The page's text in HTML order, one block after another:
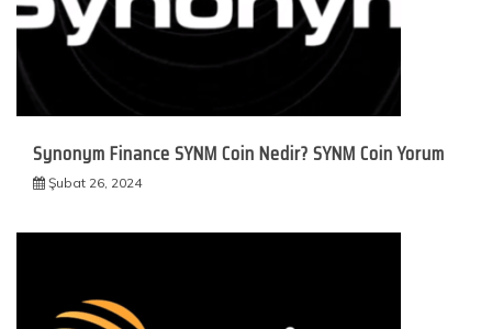
Synonym Finance SYNM Coin Nedir? SYNM Coin Yorum
Şubat 26, 2024